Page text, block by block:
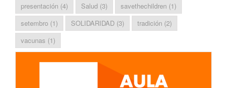
presentación (4) Salud (3) savethechildren (1)
setembro (1) SOLIDARIDAD (3) tradición (2)
vacunas (1)